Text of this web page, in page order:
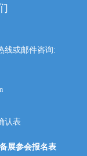
线或邮件咨询:
认表
展参会报名表